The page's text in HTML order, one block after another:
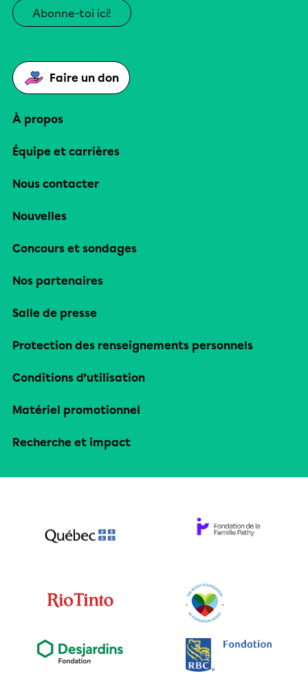
Abonne-toi ici!
Faire un don
À propos
Équipe et carrières
Nous contacter
Nouvelles
Concours et sondages
Nos partenaires
Salle de presse
Protection des renseignements personnels
Conditions d’utilisation
Matériel promotionnel
Recherche et impact